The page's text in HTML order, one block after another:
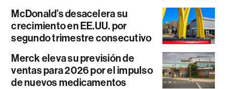
McDonald’s desacelera su
crecimiento en EE.UU. por
segundo trimestre consecutivo
Merck eleva su previsión de
ventas para 2026 por el impulso
de nuevos medicamentos